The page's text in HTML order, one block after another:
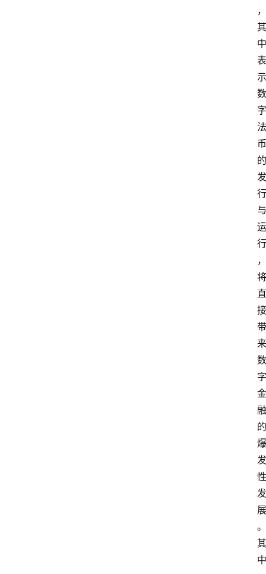
，
其
中
表
示
数
字
法
币
的
发
行
与
运
行
，
将
直
接
带
来
数
字
金
融
的
爆
发
性
发
展
。
其
中